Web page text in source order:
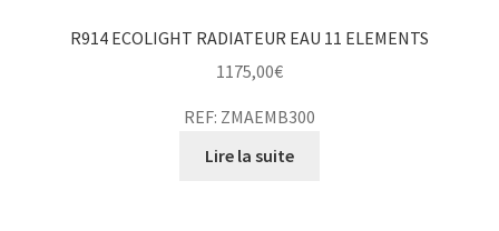
R914 ECOLIGHT RADIATEUR EAU 11 ELEMENTS
1175,00€
REF: ZMAEMB300
Lire la suite